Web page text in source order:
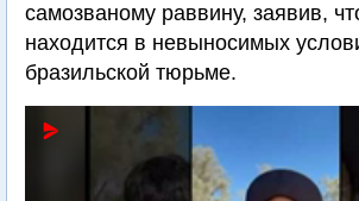
самозваному раввину, заявив,
находится в невыносимых
бразильской тюрьме.